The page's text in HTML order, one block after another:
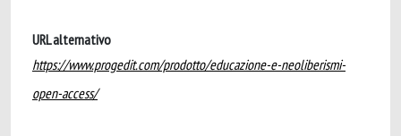
URL alternativo
https://www.progedit.com/prodotto/educazione-e-neoliberismi-
open-access/